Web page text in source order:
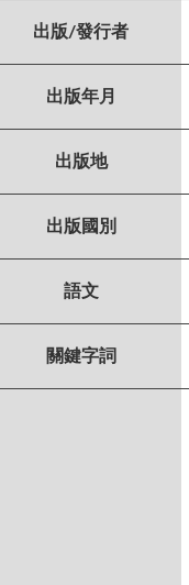
出版/發行者
出版年月
出版地
出版國別
語文
關鍵字詞